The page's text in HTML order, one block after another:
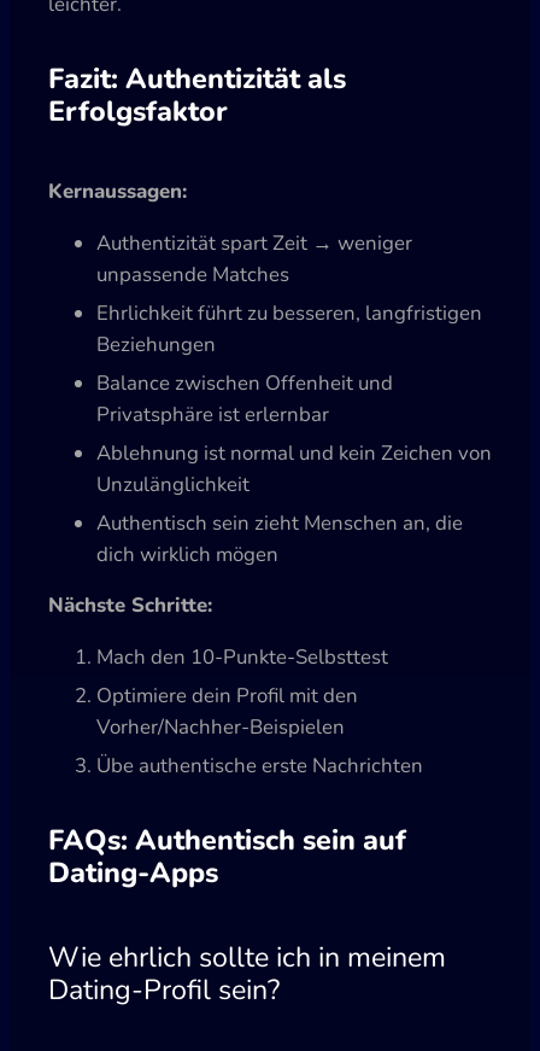
Fazit: Authentizität als
Erfolgsfaktor
Kernaussagen:
Authentizität spart Zeit → weniger
unpassende Matches
Ehrlichkeit führt zu besseren, langfristigen
Beziehungen
Balance zwischen Offenheit und
Privatsphäre ist erlernbar
Ablehnung ist normal und kein Zeichen von
Unzulänglichkeit
Authentisch sein zieht Menschen an, die
dich wirklich mögen
Nächste Schritte:
Mach den 10-Punkte-Selbsttest
Optimiere dein Profil mit den
Vorher/Nachher-Beispielen
Übe authentische erste Nachrichten
FAQs: Authentisch sein auf
Dating-Apps
Wie ehrlich sollte ich in meinem
Dating-Profil sein?